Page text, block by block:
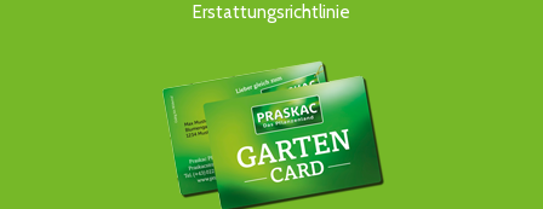
Erstattungsrichtlinie